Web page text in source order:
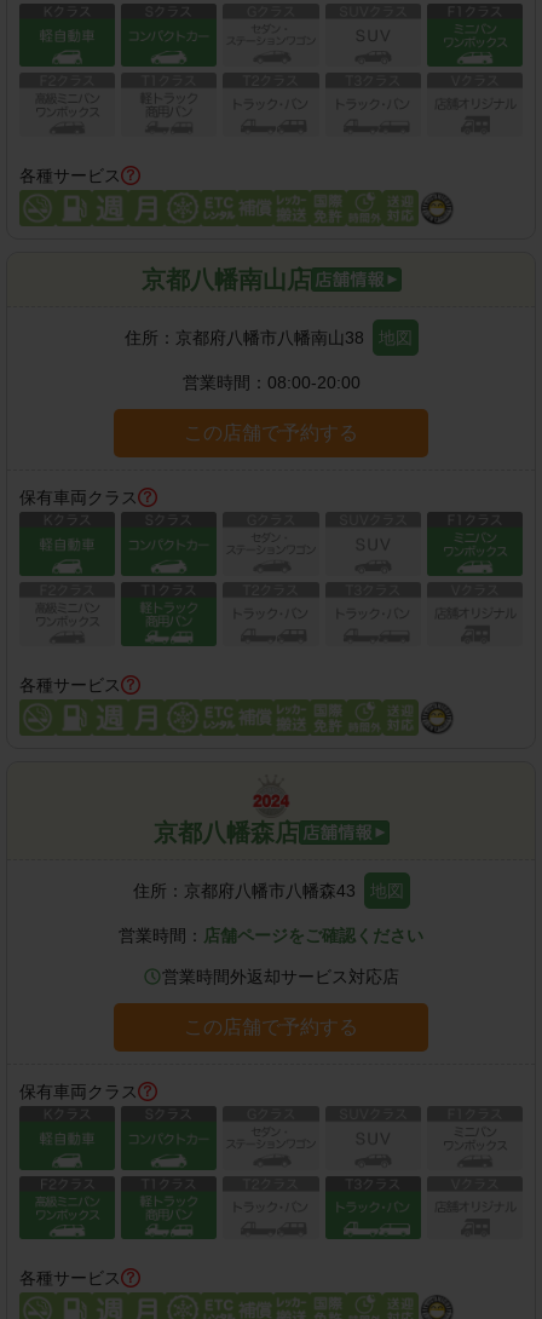
各種サービス
京都八幡南山店
住所： 京都府八幡市八幡南山38 地図
営業時間： 08:00-20:00
この店舗で予約する
保有車両クラス
各種サービス
京都八幡森店
住所： 京都府八幡市八幡森43 地図
営業時間： 店舗ページをご確認ください
営業時間外返却サービス対応店
この店舗で予約する
保有車両クラス
各種サービス